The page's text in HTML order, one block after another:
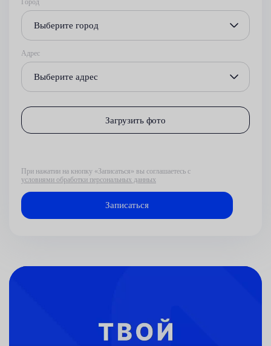
Город
Выберите город
Адрес
Выберите адрес
Загрузить фото
При нажатии на кнопку «Записаться» вы соглашаетесь с
условиями обработки персональных данных